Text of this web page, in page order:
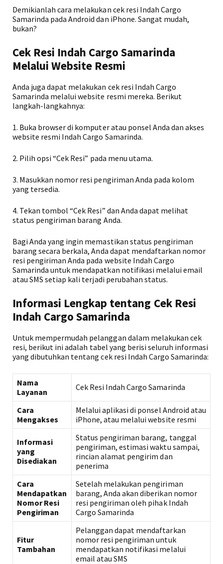
Demikianlah cara melakukan cek resi Indah Cargo
Samarinda pada Android dan iPhone. Sangat mudah,
bukan?
Cek Resi Indah Cargo Samarinda
Melalui Website Resmi
Anda juga dapat melakukan cek resi Indah Cargo
Samarinda melalui website resmi mereka. Berikut
langkah-langkahnya:
1. Buka browser di komputer atau ponsel Anda dan akses
website resmi Indah Cargo Samarinda.
2. Pilih opsi “Cek Resi” pada menu utama.
3. Masukkan nomor resi pengiriman Anda pada kolom
yang tersedia.
4. Tekan tombol “Cek Resi” dan Anda dapat melihat
status pengiriman barang Anda.
Bagi Anda yang ingin memastikan status pengiriman
barang secara berkala, Anda dapat mendaftarkan nomor
resi pengiriman Anda pada website Indah Cargo
Samarinda untuk mendapatkan notifikasi melalui email
atau SMS setiap kali terjadi perubahan status.
Informasi Lengkap tentang Cek Resi
Indah Cargo Samarinda
Untuk mempermudah pelanggan dalam melakukan cek
resi, berikut ini adalah tabel yang berisi seluruh informasi
yang dibutuhkan tentang cek resi Indah Cargo Samarinda:
Nama
Layanan
Cek Resi Indah Cargo Samarinda
Cara
Mengakses
Melalui aplikasi di ponsel Android atau
iPhone, atau melalui website resmi
Informasi
yang
Disediakan
Status pengiriman barang, tanggal
pengiriman, estimasi waktu sampai,
rincian alamat pengirim dan
penerima
Cara
Mendapatkan
Nomor Resi
Pengiriman
Setelah melakukan pengiriman
barang, Anda akan diberikan nomor
resi pengiriman oleh pihak Indah
Cargo Samarinda
Fitur
Tambahan
Pelanggan dapat mendaftarkan
nomor resi pengiriman untuk
mendapatkan notifikasi melalui
email atau SMS